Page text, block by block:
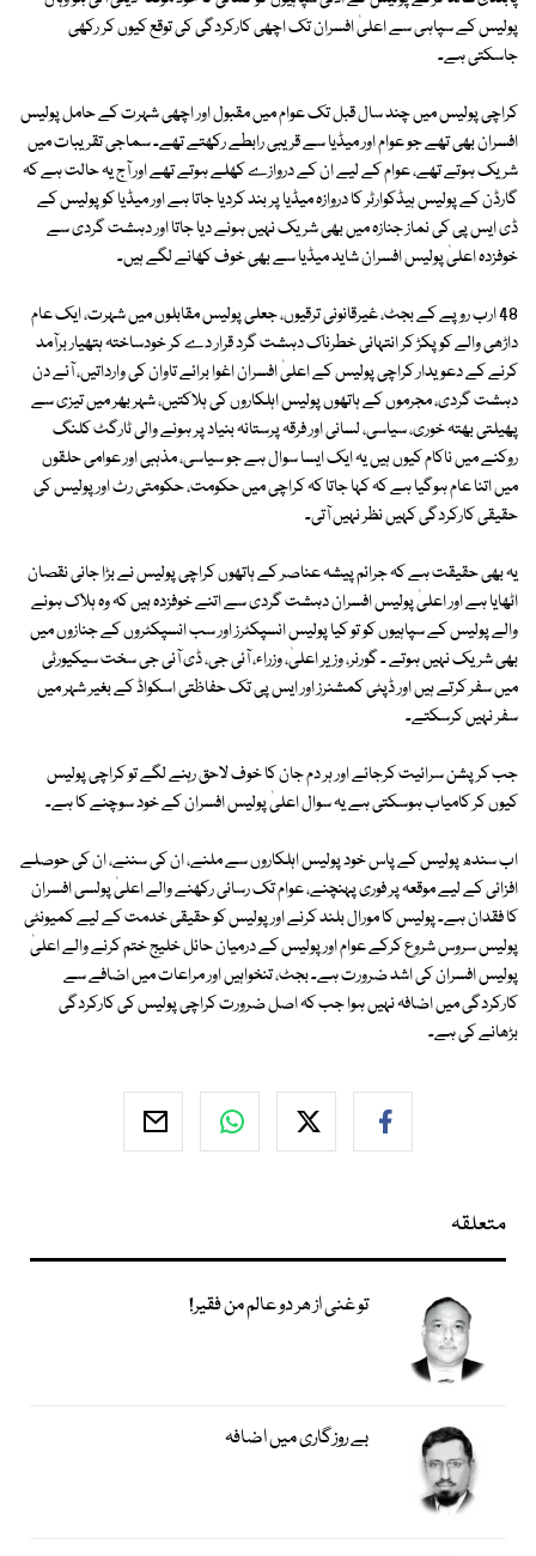
پولیس کے سپاہی سے اعلیٰ افسران تک اچھی کارکردگی کی توقع کیوں کر رکھی
جاسکتی ہے۔
کراچی پولیس میں چند سال قبل تک عوام میں مقبول اور اچھی شہرت کے حامل پولیس
افسران بھی تھے جو عوام اور میڈیا سے قریبی رابطے رکھتے تھے۔ سماجی تقریبات میں
شریک ہوتے تھے، عوام کے لیے ان کے دروازے کھلے ہوتے تھے اور آج یہ حالت ہے کہ
گارڈن کے پولیس ہیڈکوارٹر کا دروازہ میڈیا پر بند کردیا جاتا ہے اور میڈیا کو پولیس کے
ڈی ایس پی کی نماز جنازہ میں بھی شریک نہیں ہونے دیا جاتا اور دہشت گردی سے
خوفزدہ اعلیٰ پولیس افسران شاید میڈیا سے بھی خوف کھانے لگے ہیں۔
48 ارب روپے کے بجٹ، غیرقانونی ترقیوں، جعلی پولیس مقابلوں میں شہرت، ایک عام
داڑھی والے کو پکڑ کر انتہائی خطرناک دہشت گرد قرار دے کر خودساختہ ہتھیار برآمد
کرنے کے دعویدار کراچی پولیس کے اعلیٰ افسران اغوا برائے تاوان کی وارداتیں، آئے دن
دہشت گردی، مجرموں کے ہاتھوں پولیس اہلکاروں کی ہلاکتیں، شہر بھر میں تیزی سے
پھیلتی بھتہ خوری، سیاسی، لسانی اور فرقہ پرستانہ بنیاد پر ہونے والی ٹارگٹ کلنگ
روکنے میں ناکام کیوں ہیں یہ ایک ایسا سوال ہے جو سیاسی، مذہبی اور عوامی حلقوں
میں اتنا عام ہوگیا ہے کہ کہا جاتا کہ کراچی میں حکومت، حکومتی رٹ اور پولیس کی
حقیقی کارکردگی کہیں نظر نہیں آتی۔
یہ بھی حقیقت ہے کہ جرائم پیشہ عناصر کے ہاتھوں کراچی پولیس نے بڑا جانی نقصان
اٹھایا ہے اور اعلیٰ پولیس افسران دہشت گردی سے اتنے خوفزدہ ہیں کہ وہ ہلاک ہونے
والے پولیس کے سپاہیوں کو تو کیا پولیس انسپکٹرز اور سب انسپکٹروں کے جنازوں میں
بھی شریک نہیں ہوتے ۔ گورنر، وزیر اعلیٰ، وزراء، آئی جی، ڈی آئی جی سخت سیکیورٹی
میں سفر کرتے ہیں اور ڈپٹی کمشنرز اور ایس پی تک حفاظتی اسکواڈ کے بغیر شہر میں
سفر نہیں کرسکتے۔
جب کرپشن سرائیت کرجائے اور ہر دم جان کا خوف لاحق رہنے لگے تو کراچی پولیس
کیوں کر کامیاب ہوسکتی ہے یہ سوال اعلیٰ پولیس افسران کے خود سوچنے کا ہے۔
اب سندھ پولیس کے پاس خود پولیس اہلکاروں سے ملنے، ان کی سننے، ان کی حوصلے
افزائی کے لیے موقعہ پر فوری پہنچنے، عوام تک رسائی رکھنے والے اعلیٰ پولسی افسران
کا فقدان ہے۔ پولیس کا مورال بلند کرنے اور پولیس کو حقیقی خدمت کے لیے کمیونٹی
پولیس سروس شروع کرکے عوام اور پولیس کے درمیان حائل خلیج ختم کرنے والے اعلیٰ
پولیس افسران کی اشد ضرورت ہے۔ بجٹ، تنخواہیں اور مراعات میں اضافے سے
کارکردگی میں اضافہ نہیں ہوا جب کہ اصل ضرورت کراچی پولیس کی کارکردگی
بڑھانے کی ہے۔
متعلقہ
تو غنی از ھر دو عالم من فقیر!
بے روزگاری میں اضافہ